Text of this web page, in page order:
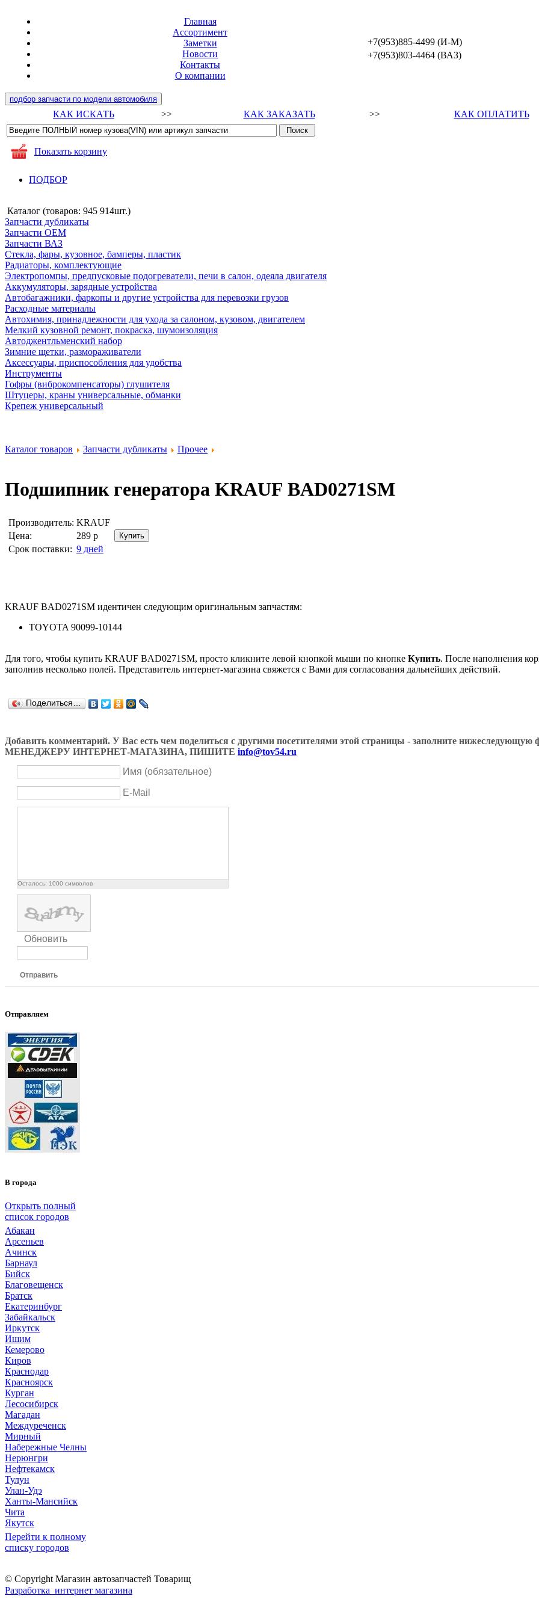
Главная
Ассортимент
Заметки
Новости
Контакты
О компании
+7(953)885-4499 (И-М)
+7(953)803-4464 (ВАЗ)
подбор запчасти по модели автомобиля
КАК ИСКАТЬ >> КАК ЗАКАЗАТЬ >> КАК ОПЛАТИТЬ
Показать корзину
ПОДБОР
Каталог (товаров: 945 914шт.)
Запчасти дубликаты
Запчасти ОЕМ
Запчасти ВАЗ
Стекла, фары, кузовное, бамперы, пластик
Радиаторы, комплектующие
Электропомпы, предпусковые подогреватели, печи в салон, одеяла двигателя
Аккумуляторы, зарядные устройства
Автобагажники, фаркопы и другие устройства для перевозки грузов
Расходные материалы
Автохимия, принадлежности для ухода за салоном, кузовом, двигателем
Мелкий кузовной ремонт, покраска, шумоизоляция
Автоджентльменский набор
Зимние щетки, размораживатели
Аксессуары, приспособления для удобства
Инструменты
Гофры (виброкомпенсаторы) глушителя
Штуцеры, краны универсальные, обманки
Крепеж универсальный
Каталог товаров Запчасти дубликаты Прочее
Подшипник генератора KRAUF BAD0271SM
Производитель: KRAUF
Цена:
289 р
Срок поставки: 9 дней
KRAUF BAD0271SM идентичен следующим оригинальным запчастям:
TOYOTA 90099-10144
Для того, чтобы купить KRAUF BAD0271SM, просто кликните левой кнопкой мыши по кнопке Купить. После наполнения
заполнив несколько полей. Представитель интернет-магазина свяжется с Вами для согласования дальнейших действий.
Поделиться…
Добавить комментарий. У Вас есть чем поделиться с другими посетителями этой страницы - заполните
МЕНЕДЖЕРУ ИНТЕРНЕТ-МАГАЗИНА, ПИШИТЕ info@tov54.ru
Имя (обязательное)
E-Mail
Осталось: 1000 символов
Обновить
Отправить
Отправляем
В города
Открыть полный
список городов
Абакан
Арсеньев
Ачинск
Барнаул
Бийск
Благовещенск
Братск
Екатеринбург
Забайкальск
Иркутск
Ишим
Кемерово
Киров
Краснодар
Красноярск
Курган
Лесосибирск
Магадан
Междуреченск
Мирный
Набережные Челны
Нерюнгри
Нефтекамск
Тулун
Улан-Удэ
Ханты-Мансийск
Чита
Якутск
Перейти к полному
списку городов
© Copyright Магазин автозапчастей Товарищ
Разработка интернет магазина